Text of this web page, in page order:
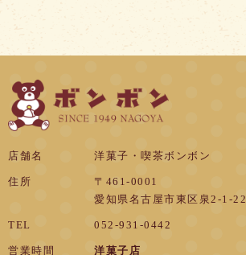
店舗名 洋菓子・喫茶ボンボン
住所
〒461-0001
愛知県名古屋市東区泉2-1-22
TEL 052-931-0442
営業時間
洋菓子店